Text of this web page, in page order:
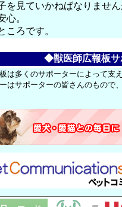
を見ていかねばなりませ
心。
ころです。
◆獣医師広報板
は多くのサポーターによって支
はサポーターの皆さんのもので